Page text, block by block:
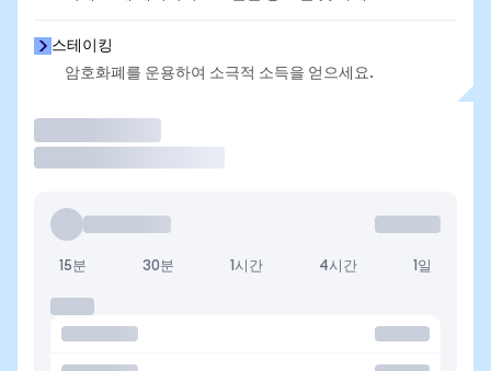
스테이킹
암호화폐를 운용하여 소극적 소득을 얻으세요.
15분 30분 1시간 4시간 1일